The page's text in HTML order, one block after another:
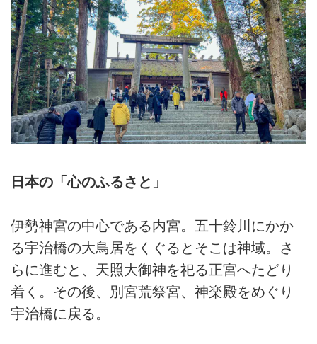
日本の「心のふるさと」
伊勢神宮の中心である内宮。五十鈴川にかか
る宇治橋の大鳥居をくぐるとそこは神域。さ
らに進むと、天照⼤御神を祀る正宮へたどり
着く。その後、別宮荒祭宮、神楽殿をめぐり
宇治橋に戻る。